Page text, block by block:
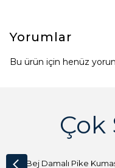
Yorumlar
Bu ürün için henüz
Çok
Açık Bej Damalı Pike